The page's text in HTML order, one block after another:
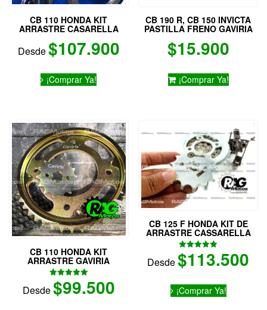
CB 110 HONDA KIT
ARRASTRE CASARELLA
Desde$107.900
¡Comprar Ya!
Las
opciones
se
pueden
elegir
en
la
página
de
producto
CB 190 R, CB 150 INVICTA
PASTILLA FRENO GAVIRIA
$15.900
¡Comprar Ya!
CB 110 HONDA KIT
ARRASTRE GAVIRIA
Valorado
con
Desde$99.500
CB 125 F HONDA KIT DE
ARRASTRE CASSARELLA
Valorado
Desde$113.500
¡Comprar Ya!producto